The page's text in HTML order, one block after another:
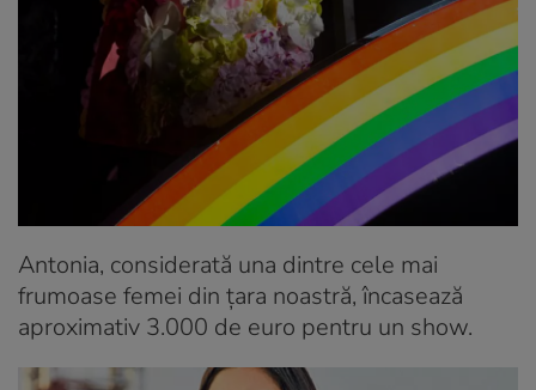
Antonia, considerată una dintre cele mai
frumoase femei din țara noastră, încasează
aproximativ 3.000 de euro pentru un show.